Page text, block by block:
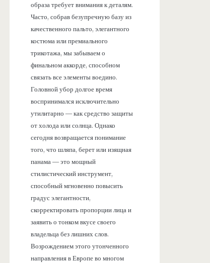
образа требует внимания к деталям.
Часто, собрав безупречную базу из
качественного пальто, элегантного
костюма или премиального
трикотажа, мы забываем о
финальном аккорде, способном
связать все элементы воедино.
Головной убор долгое время
воспринимался исключительно
утилитарно — как средство защиты
от холода или солнца. Однако
сегодня возвращается понимание
того, что шляпа, берет или изящная
панама — это мощный
стилистический инструмент,
способный мгновенно повысить
градус элегантности,
скорректировать пропорции лица и
заявить о тонком вкусе своего
владельца без лишних слов.
Возрождением этого утонченного
направления в Европе во многом